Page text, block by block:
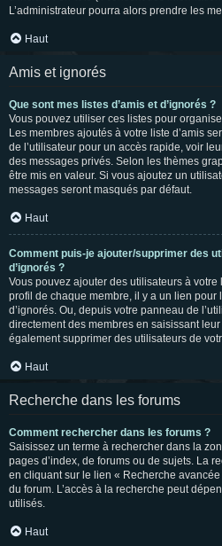
L’administrateur pourra alors prendre les
Haut
Amis et ignorés
Que sont mes listes d’amis et d’ignorés ?
Vous pouvez utiliser ces listes pour
Les membres ajoutés à votre liste d’amis
de l’utilisateur pour un accès rapide, voir
des messages privés. Selon les thèmes
être mis en valeur. Si vous ajoutez un
messages seront masqués par défaut.
Haut
Comment puis-je ajouter/supprimer des
d’ignorés ?
Vous pouvez ajouter des utilisateurs à
profil de chaque membre, il y a un lien pour
d’ignorés. Ou, depuis votre panneau de
directement des membres en saisissant
également supprimer des utilisateurs de
Haut
Recherche dans les forums
Comment rechercher dans les forums ?
Saisissez un terme à rechercher dans la
pages d’index, de forums ou de sujets. La
en cliquant sur le lien « Recherche
du forum. L’accès à la recherche peut
utilisés.
Haut